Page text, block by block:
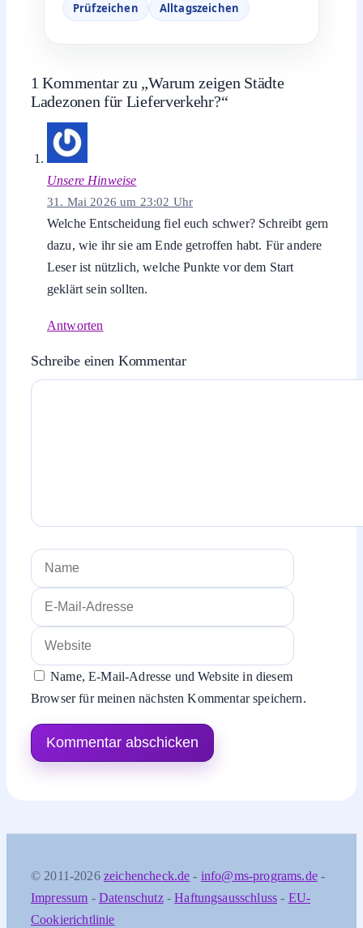
Prüfzeichen Alltagszeichen
1 Kommentar zu „Warum zeigen Städte
Ladezonen für Lieferverkehr?“
Unsere Hinweise
31. Mai 2026 um 23:02 Uhr
Welche Entscheidung fiel euch schwer? Schreibt gern
dazu, wie ihr sie am Ende getroffen habt. Für andere
Leser ist nützlich, welche Punkte vor dem Start
geklärt sein sollten.
Antworten
Schreibe einen Kommentar
Kommentar
Name
E-
Mail-
Website
Name, E-Mail-Adresse und Website in diesem
Browser für meinen nächsten Kommentar speichern.
© 2011-2026 zeichencheck.de - info@ms-programs.de-
Impressum - Datenschutz-Haftungsausschluss - EU-
Cookierichtlinie